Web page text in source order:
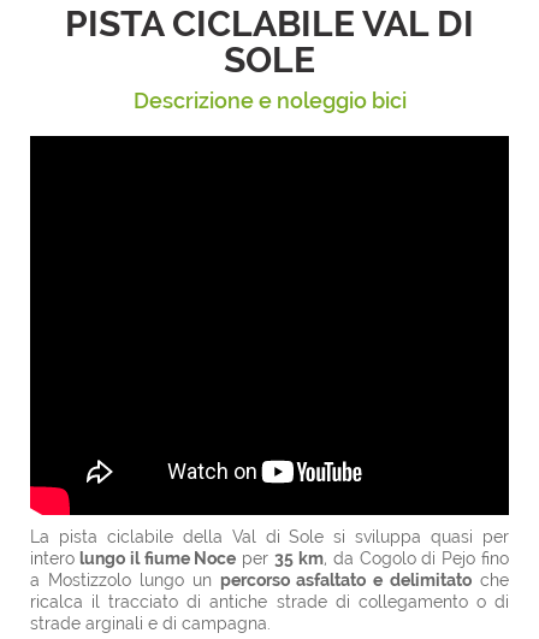
PISTA CICLABILE VAL DI
SOLE
Descrizione e noleggio bici
La pista ciclabile della Val di Sole si sviluppa quasi per
intero lungo il fiume Noce per35 km, da Cogolo di Pejo fino
a Mostizzolo lungo un percorso asfaltato e delimitato che
ricalca il tracciato di antiche strade di collegamento o di
strade arginali e di campagna.